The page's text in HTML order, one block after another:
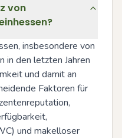
von
insbesondere von
in den letzten Jahren
und damit an
Faktoren für
und makelloser